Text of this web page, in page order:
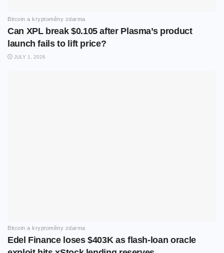
Bitcoin a kryptoměny zdarma
Can XPL break $0.105 after Plasma’s product
launch fails to lift price?
JULY 1, 2026
Bitcoin a kryptoměny zdarma
Edel Finance loses $403K as flash-loan oracle